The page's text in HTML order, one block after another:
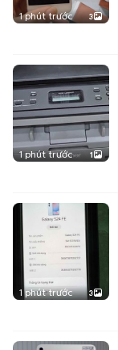
1 phút trước 3
1 phút trước 1
1 phút trước 3